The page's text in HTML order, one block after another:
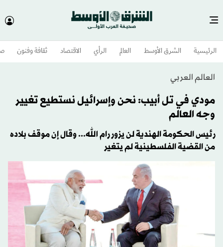
الرئيسية الشرق الأوسط​ العالم الرأي الاقتصاد ثقافة وفنون
العالم العربي
مودي في تل أبيب: نحن وإسرائيل نستطيع تغيير
وجه العالم
رئيس الحكومة الهندية لن يزور رام الله... وقال إن موقف بلاده
من القضية الفلسطينية لم يتغير